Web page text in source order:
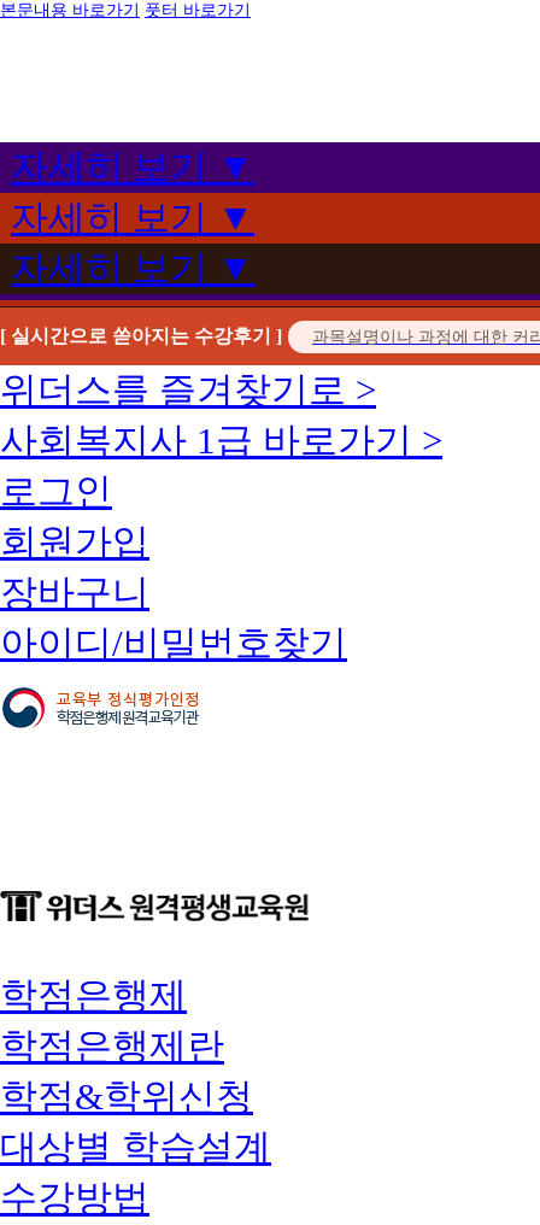
본문내용 바로가기 풋터 바로가기
자세히 보기 ▼
자세히 보기 ▼
자세히 보기 ▼
[ 실시간으로 쏟아지는 수강후기 ]
위더스를 즐겨찾기로 >
사회복지사 1급 바로가기 >
로그인
회원가입
장바구니
아이디/비밀번호찾기
학점은행제
학점은행제란
학점&학위신청
대상별 학습설계
수강방법